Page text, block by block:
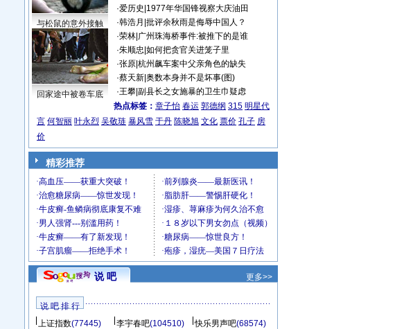
与松鼠的意外接触
回家途中被卷车底
·爱历史 1977年华国锋视察大庆油田
·韩浩月 批评余秋雨是侮辱中国人？
·荣林| 广州珠海桥事件:被推下的是谁
·朱顺忠 如何把贪官关进笼子里
·张原| 杭州飙车案中父亲角色的缺失
·蔡天新| 奥数本身并不是坏事(图)
·王攀| 副县长之女施暴的卫生巾疑虑
热点标签： 章子怡 春运 郭德纲 315 明星代
言 何智丽 叶永烈 吴敬琏 暴风雪 于丹 陈晓旭 文化 票价 孔子 房
价
精彩推荐
说 吧 更多>>
说 吧 排 行
上证指数(77445) 李宇春吧(104510) 快乐男声吧(68574)